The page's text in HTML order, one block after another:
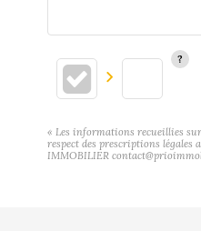
« Les informations recueillies
respect des prescriptions
IMMOBILIER